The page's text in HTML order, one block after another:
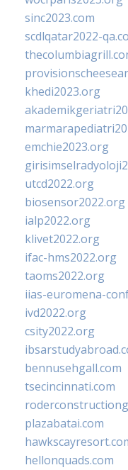
sinc2023.com
scdlqatar2022-
khedi2023.org
emchie2023.org
utcd2022.org
biosensor2022.org
ialp2022.org
klivet2022.org
ifac-hms2022.org
taoms2022.org
iias-euromena-
ivd2022.org
csity2022.org
bennusehgall.com
tsecincinnati.com
plazabatai.com
hellonquads.com